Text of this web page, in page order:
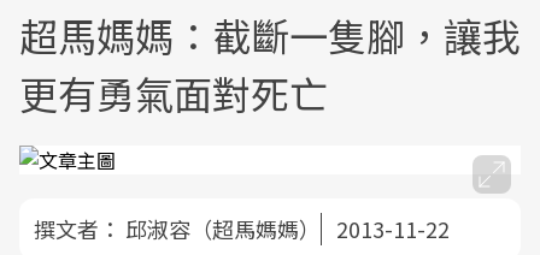
超馬媽媽：截斷一隻腳，讓我
更有勇氣面對死亡
撰文者： 邱淑容（超馬媽媽） 2013-11-22